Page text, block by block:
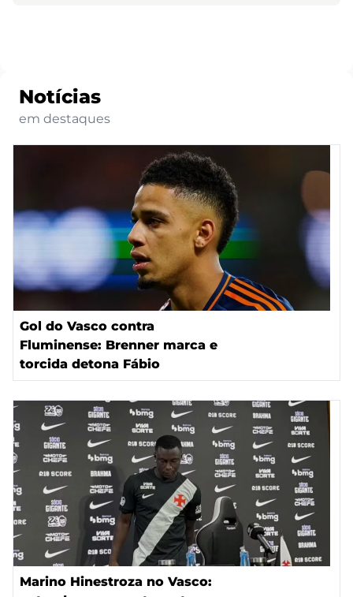
Notícias
em destaques
Gol do Vasco contra
Fluminense: Brenner marca e
torcida detona Fábio
Marino Hinestroza no Vasco: